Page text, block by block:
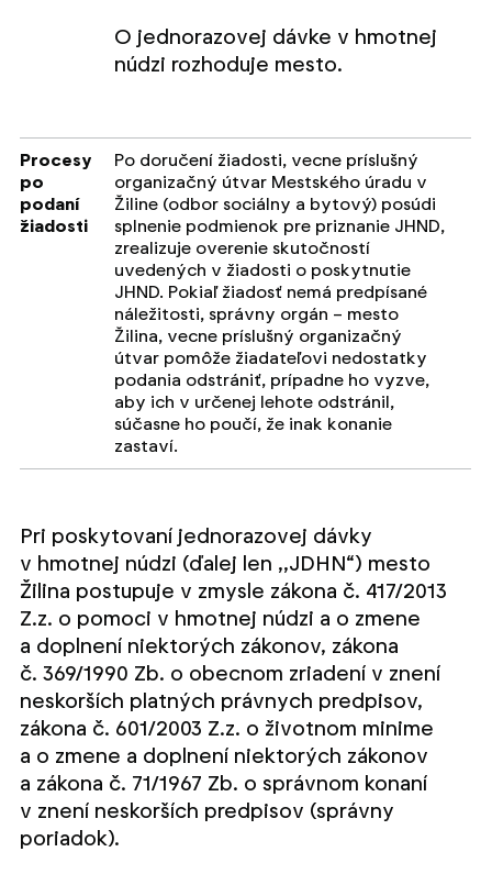
O jednorazovej dávke v hmotnej
núdzi rozhoduje mesto.
Procesy
po
podaní
žiadosti
Po doručení žiadosti, vecne príslušný
organizačný útvar Mestského úradu v
Žiline (odbor sociálny a bytový) posúdi
splnenie podmienok pre priznanie JHND,
zrealizuje overenie skutočností
uvedených v žiadosti o poskytnutie
JHND. Pokiaľ žiadosť nemá predpísané
náležitosti, správny orgán – mesto
Žilina, vecne príslušný organizačný
útvar pomôže žiadateľovi nedostatky
podania odstrániť, prípadne ho vyzve,
aby ich v určenej lehote odstránil,
súčasne ho poučí, že inak konanie
zastaví.
Pri poskytovaní jednorazovej dávky
v hmotnej núdzi (ďalej len ,,JDHN“) mesto
Žilina postupuje v zmysle zákona č. 417/2013
Z.z. o pomoci v hmotnej núdzi a o zmene
a doplnení niektorých zákonov, zákona
č. 369/1990 Zb. o obecnom zriadení v znení
neskorších platných právnych predpisov,
zákona č. 601/2003 Z.z. o životnom minime
a o zmene a doplnení niektorých zákonov
a zákona č. 71/1967 Zb. o správnom konaní
v znení neskorších predpisov (správny
poriadok).